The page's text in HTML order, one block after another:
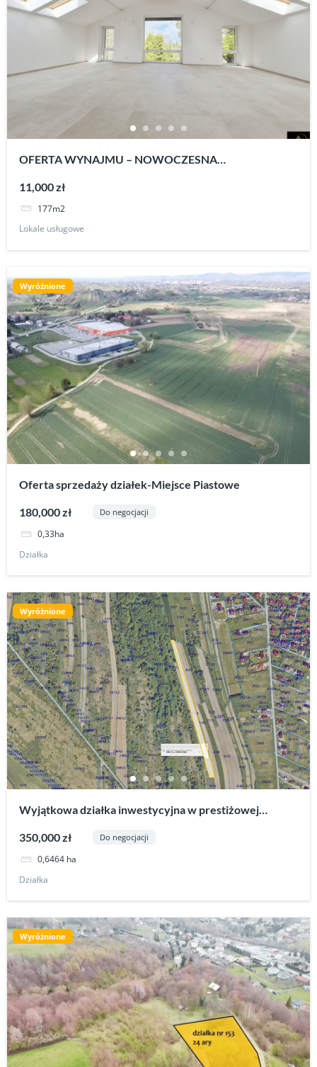
OFERTA WYNAJMU – NOWOCZESNA
LOKALIZACJI KROSNA
11,000 zł
177m2
Lokale usługowe
Wyróżnione
Oferta sprzedaży działek-Miejsce Piastowe
180,000 zł Do negocjacji
0,33ha
Działka
Wyróżnione
Wyjątkowa działka inwestycyjna w prestiżowej
350,000 zł Do negocjacji
0,6464 ha
Działka
Wyróżnione